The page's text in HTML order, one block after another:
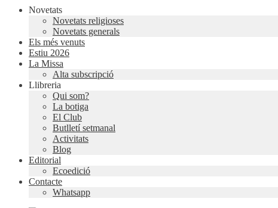
Novetats
Novetats religioses
Novetats generals
Els més venuts
Estiu 2026
La Missa
Alta subscripció
Llibreria
Qui som?
La botiga
El Club
Butlletí setmanal
Activitats
Blog
Editorial
Ecoedició
Contacte
Whatsapp